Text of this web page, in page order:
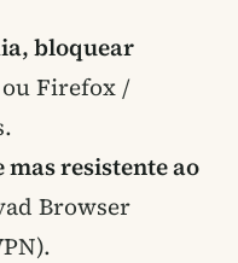
bloquear
Firefox /
mas resistente ao
Browser